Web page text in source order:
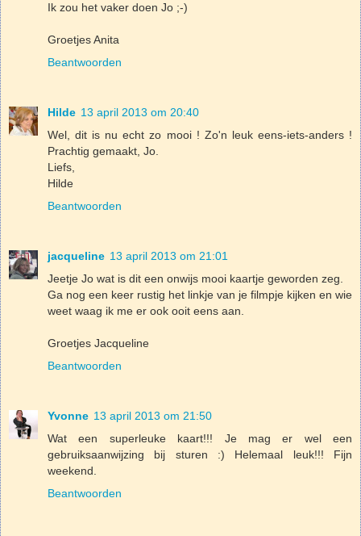
Ik zou het vaker doen Jo ;-)
Groetjes Anita
Beantwoorden
Hilde 13 april 2013 om 20:40
Wel, dit is nu echt zo mooi ! Zo'n leuk eens-iets-anders !
Prachtig gemaakt, Jo.
Liefs,
Hilde
Beantwoorden
jacqueline 13 april 2013 om 21:01
Jeetje Jo wat is dit een onwijs mooi kaartje geworden zeg.
Ga nog een keer rustig het linkje van je filmpje kijken en wie
weet waag ik me er ook ooit eens aan.
Groetjes Jacqueline
Beantwoorden
Yvonne 13 april 2013 om 21:50
Wat een superleuke kaart!!! Je mag er wel een
gebruiksaanwijzing bij sturen :) Helemaal leuk!!! Fijn
weekend.
Beantwoorden